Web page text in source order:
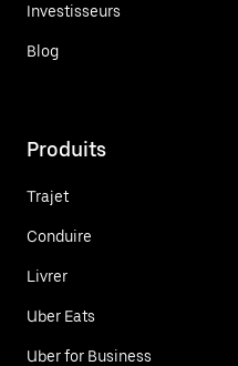
Investisseurs
Blog
Produits
Trajet
Conduire
Livrer
Uber Eats
Uber for Business